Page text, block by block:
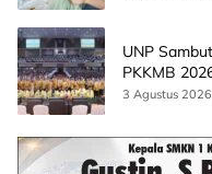
UNP
PKKMB
3 Agustus 2026